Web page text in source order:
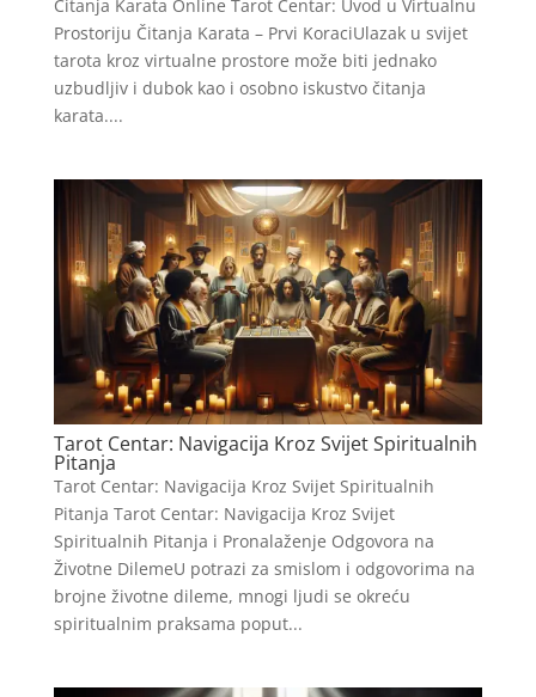
Čitanja Karata Online Tarot Centar: Uvod u Virtualnu
Prostoriju Čitanja Karata – Prvi KoraciUlazak u svijet
tarota kroz virtualne prostore može biti jednako
uzbudljiv i dubok kao i osobno iskustvo čitanja
karata....
Tarot Centar: Navigacija Kroz Svijet Spiritualnih
Pitanja
Tarot Centar: Navigacija Kroz Svijet Spiritualnih
Pitanja Tarot Centar: Navigacija Kroz Svijet
Spiritualnih Pitanja i Pronalaženje Odgovora na
Životne DilemeU potrazi za smislom i odgovorima na
brojne životne dileme, mnogi ljudi se okreću
spiritualnim praksama poput...